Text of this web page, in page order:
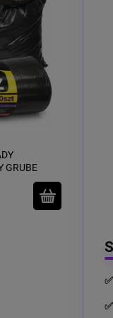
GRUBE